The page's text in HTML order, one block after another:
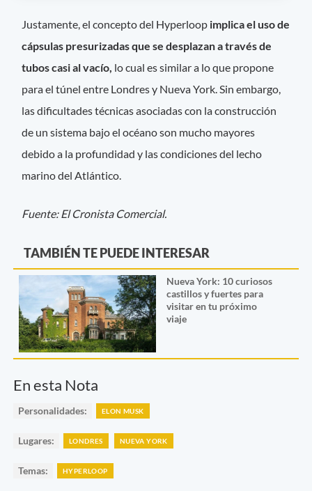
Justamente, el concepto del Hyperloop implica el uso de
cápsulas presurizadas que se desplazan a través de
tubos casi al vacío, lo cual es similar a lo que propone
para el túnel entre Londres y Nueva York. Sin embargo,
las dificultades técnicas asociadas con la construcción
de un sistema bajo el océano son mucho mayores
debido a la profundidad y las condiciones del lecho
marino del Atlántico.
Fuente: El Cronista Comercial.
TAMBIÉN TE PUEDE INTERESAR
Nueva York: 10 curiosos
castillos y fuertes para
visitar en tu próximo
viaje
En esta Nota
Personalidades: ELON MUSK
Lugares: LONDRES NUEVA YORK
Temas: HYPERLOOP